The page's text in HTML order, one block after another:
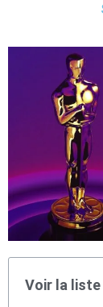
Voir la